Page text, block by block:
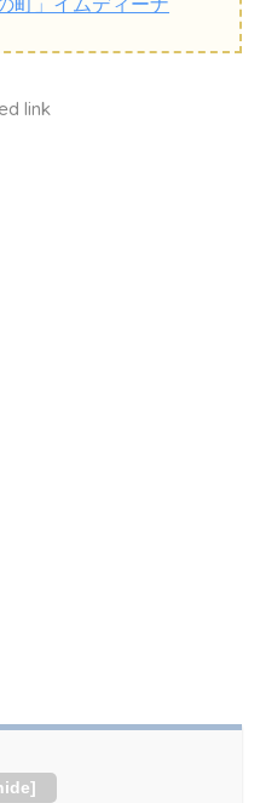
町」イムディーナ
link
]